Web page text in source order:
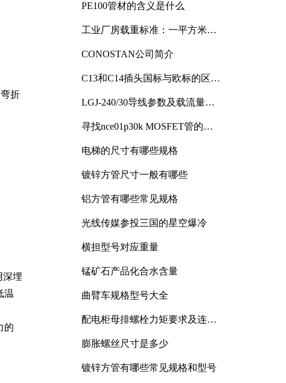
折
深埋
温
的
PE100管材的含义是什么
工业厂房载重标准：一平方米能
CONOSTAN公司简介
C13和C14插头国标与欧标的区别
LGJ-240/30导线参数及载流量解
寻找nce01p30k MOSFET管的合
电梯的尺寸有哪些规格
镀锌方管尺寸一般有哪些
铝方管有哪些常见规格
光线传媒参投三国的星空爆冷
横担型号对应重量
锰矿石产品化合水含量
曲臂车规格型号大全
配电柜母排螺栓力矩要求及连接
膨胀螺丝尺寸是多少
镀锌方管有哪些常见规格和型号